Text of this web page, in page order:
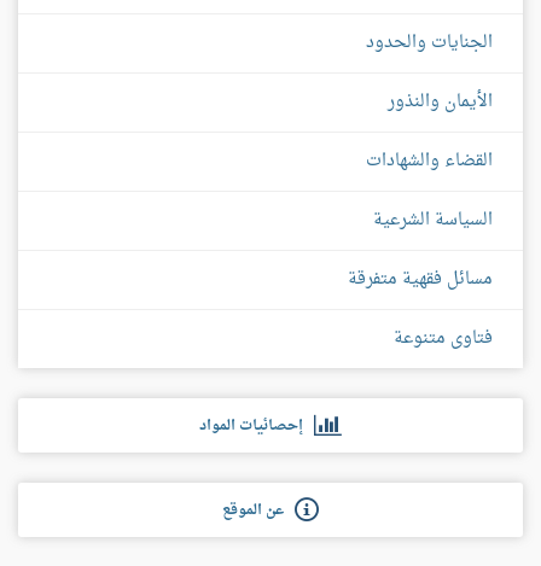
الجنايات والحدود
الأيمان والنذور
القضاء والشهادات
السياسة الشرعية
مسائل فقهية متفرقة
فتاوى متنوعة
إحصائيات المواد
عن الموقع